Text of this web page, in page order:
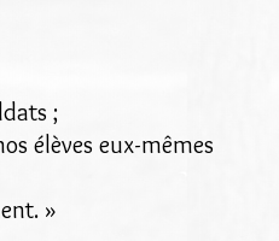
;
élèves eux-mêmes
»